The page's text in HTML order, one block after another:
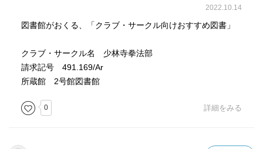
2022.10.14
図書館がおくる、「クラブ・サークル向けおすすめ図書」
クラブ・サークル名 少林寺拳法部
請求記号 491.169/Ar
所蔵館 2号館図書館
0 詳細をみる